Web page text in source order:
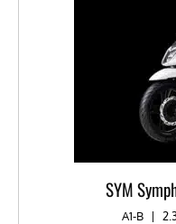
SYM
A1-B |